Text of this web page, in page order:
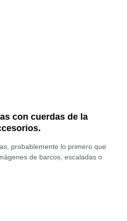
con cuerdas de la
probablemente lo primero que
de barcos, escaladas o